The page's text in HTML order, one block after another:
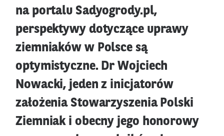
na portalu Sadyogrody.pl,
perspektywy dotyczące uprawy
ziemniaków w Polsce są
optymistyczne. Dr Wojciech
Nowacki, jeden z inicjatorów
założenia Stowarzyszenia Polski
Ziemniak i obecny jego honorowy